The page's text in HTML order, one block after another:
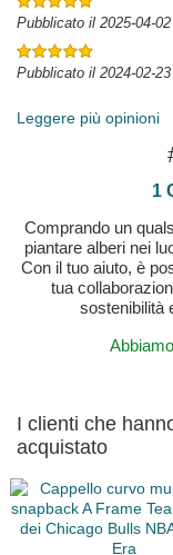
Pubblicato il 2025-04-
Pubblicato il 2024-02-
Leggere più opinioni
1
Comprando un
piantare alberi nei
Con il tuo aiuto, è
tua
sostenibilità
I clienti che
acquistato